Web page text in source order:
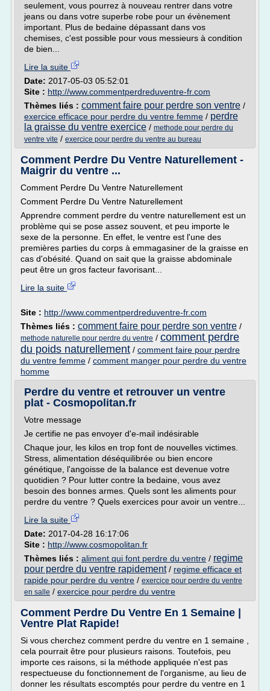
seulement, vous pourrez à nouveau rentrer dans votre
jeans ou dans votre superbe robe pour un évènement
important. Plus de bedaine dépassant dans vos
chemises, c'est possible pour vous messieurs à condition
de bien...
Lire la suite
Date: 2017-05-03 05:52:01
Site : http://www.commentperdreduventre-fr.com
Thèmes liés : comment faire pour perdre son ventre /
exercice efficace pour perdre du ventre femme / perdre
la graisse du ventre exercice / methode pour perdre du
ventre vite / exercice pour perdre du ventre au bureau
Comment Perdre Du Ventre Naturellement -
Maigrir du ventre ...
Comment Perdre Du Ventre Naturellement
Comment Perdre Du Ventre Naturellement
Apprendre comment perdre du ventre naturellement est un
problème qui se pose assez souvent, et peu importe le
sexe de la personne. En effet, le ventre est l'une des
premières parties du corps à emmagasiner de la graisse en
cas d'obésité. Quand on sait que la graisse abdominale
peut être un gros facteur favorisant...
Lire la suite
Site : http://www.commentperdreduventre-fr.com
Thèmes liés : comment faire pour perdre son ventre /
methode naturelle pour perdre du ventre / comment perdre
du poids naturellement / comment faire pour perdre
du ventre femme / comment manger pour perdre du ventre
homme
Perdre du ventre et retrouver un ventre
plat - Cosmopolitan.fr
Votre message
Je certifie ne pas envoyer d'e-mail indésirable
Chaque jour, les kilos en trop font de nouvelles victimes.
Stress, alimentation déséquilibrée ou bien encore
génétique, l'angoisse de la balance est devenue votre
quotidien ? Pour lutter contre la bedaine, vous avez
besoin des bonnes armes. Quels sont les aliments pour
perdre du ventre ? Quels exercices pour avoir un ventre...
Lire la suite
Date: 2017-04-28 16:17:06
Site : http://www.cosmopolitan.fr
Thèmes liés : aliment qui font perdre du ventre / regime
pour perdre du ventre rapidement/ regime efficace et
rapide pour perdre du ventre / exercice pour perdre du ventre
en salle / exercice pour perdre du ventre
Comment Perdre Du Ventre En 1 Semaine |
Ventre Plat Rapide!
Si vous cherchez comment perdre du ventre en 1 semaine ,
cela pourrait être pour plusieurs raisons. Toutefois, peu
importe ces raisons, si la méthode appliquée n'est pas
respectueuse du fonctionnement de l'organisme, au lieu de
donner les résultats escomptés pour perdre du ventre en 1